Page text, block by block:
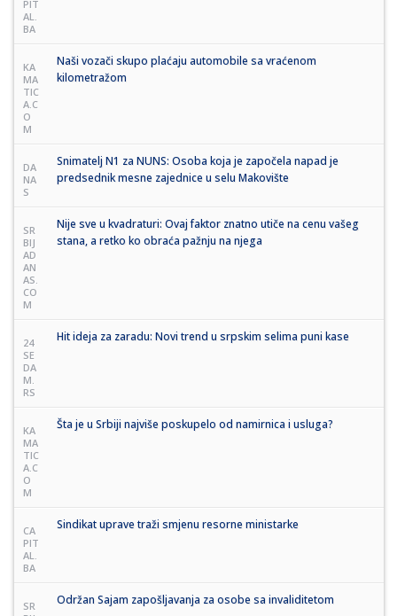
PIT
AL.
BA
KA
MA
TIC
A.C
O
M
Naši vozači skupo plaćaju automobile sa vraćenom
kilometražom
DA
NA
S
Snimatelj N1 za NUNS: Osoba koja je započela napad je
predsednik mesne zajednice u selu Makovište
SR
BIJ
AD
AN
AS.
CO
M
Nije sve u kvadraturi: Ovaj faktor znatno utiče na cenu vašeg
stana, a retko ko obraća pažnju na njega
24
SE
DA
M.
RS
Hit ideja za zaradu: Novi trend u srpskim selima puni kase
KA
MA
TIC
A.C
O
M
Šta je u Srbiji najviše poskupelo od namirnica i usluga?
CA
PIT
AL.
BA
Sindikat uprave traži smjenu resorne ministarke
SR
Održan Sajam zapošljavanja za osobe sa invaliditetom